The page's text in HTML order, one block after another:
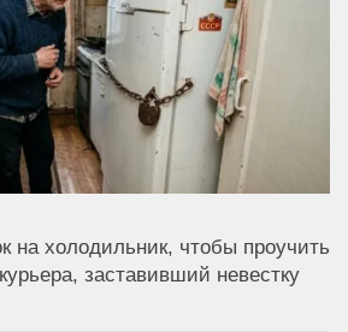
на холодильник, чтобы проучить
заставивший невестку